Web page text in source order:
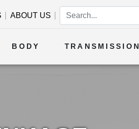
ABOUT US
BODY TRANSMISSION